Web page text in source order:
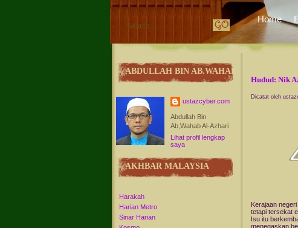
Home
ABDULLAH BIN AB.WAHAB
ustazcyber.com
Abdullah Bin
Ab,Wahab Al-Azhari
Lihat profil lengkap
saya
AKHBAR MALAYSIA
Harakah
Harian Metro
Sinar Harian
Hudud: Nik
Dicatat oleh
Kerajaan
tetapi tersekat
Isu itu
menegaskan